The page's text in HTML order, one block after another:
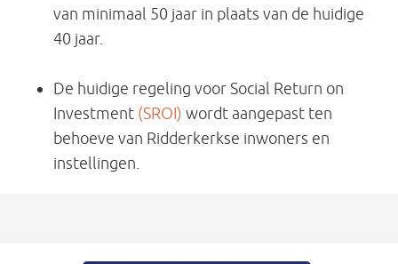
van minimaal 50 jaar in plaats van de huidige
40 jaar.
De huidige regeling voor Social Return on
Investment (SROI) wordt aangepast ten
behoeve van Ridderkerkse inwoners en
instellingen.